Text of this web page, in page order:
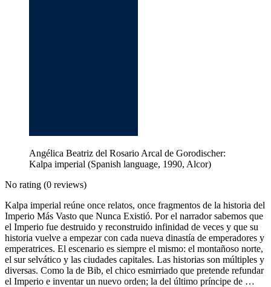
Angélica Beatriz del Rosario Arcal de Gorodischer:
Kalpa imperial (Spanish language, 1990, Alcor)
No rating (0 reviews)
Kalpa imperial reúne once relatos, once fragmentos de la historia del
Imperio Más Vasto que Nunca Existió. Por el narrador sabemos que
el Imperio fue destruido y reconstruido infinidad de veces y que su
historia vuelve a empezar con cada nueva dinastía de emperadores y
emperatrices. El escenario es siempre el mismo: el montañoso norte,
el sur selvático y las ciudades capitales. Las historias son múltiples y
diversas. Como la de Bib, el chico esmirriado que pretende refundar
el Imperio e inventar un nuevo orden; la del último príncipe de …